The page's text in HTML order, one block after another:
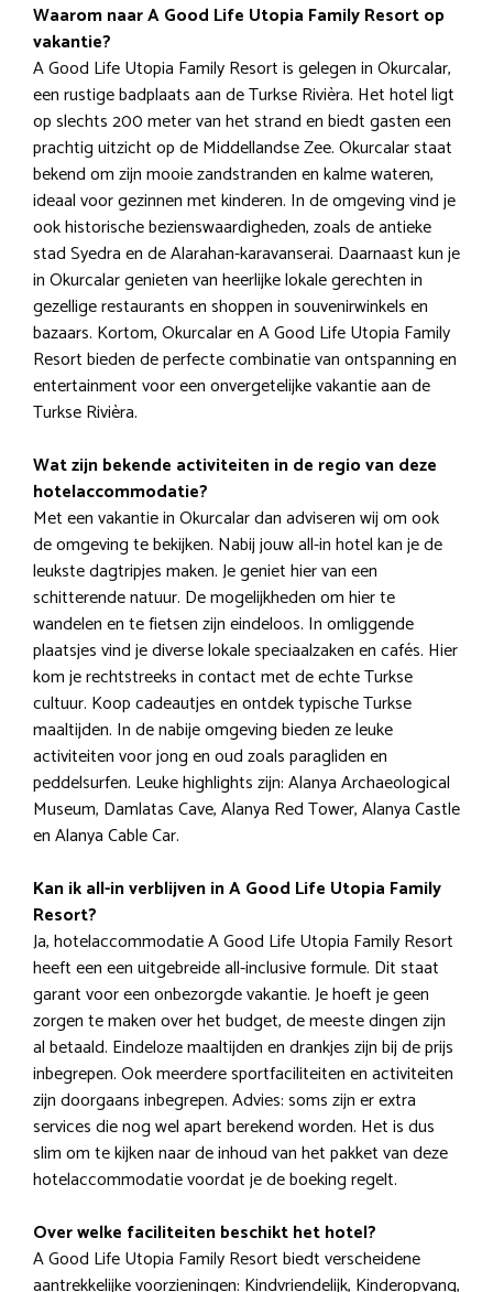
Waarom naar A Good Life Utopia Family Resort op
vakantie?
A Good Life Utopia Family Resort is gelegen in Okurcalar,
een rustige badplaats aan de Turkse Rivièra. Het hotel ligt
op slechts 200 meter van het strand en biedt gasten een
prachtig uitzicht op de Middellandse Zee. Okurcalar staat
bekend om zijn mooie zandstranden en kalme wateren,
ideaal voor gezinnen met kinderen. In de omgeving vind je
ook historische bezienswaardigheden, zoals de antieke
stad Syedra en de Alarahan-karavanserai. Daarnaast kun je
in Okurcalar genieten van heerlijke lokale gerechten in
gezellige restaurants en shoppen in souvenirwinkels en
bazaars. Kortom, Okurcalar en A Good Life Utopia Family
Resort bieden de perfecte combinatie van ontspanning en
entertainment voor een onvergetelijke vakantie aan de
Turkse Rivièra.
Wat zijn bekende activiteiten in de regio van deze
hotelaccommodatie?
Met een vakantie in Okurcalar dan adviseren wij om ook
de omgeving te bekijken. Nabij jouw all-in hotel kan je de
leukste dagtripjes maken. Je geniet hier van een
schitterende natuur. De mogelijkheden om hier te
wandelen en te fietsen zijn eindeloos. In omliggende
plaatsjes vind je diverse lokale speciaalzaken en cafés. Hier
kom je rechtstreeks in contact met de echte Turkse
cultuur. Koop cadeautjes en ontdek typische Turkse
maaltijden. In de nabije omgeving bieden ze leuke
activiteiten voor jong en oud zoals paragliden en
peddelsurfen. Leuke highlights zijn: Alanya Archaeological
Museum, Damlatas Cave, Alanya Red Tower, Alanya Castle
en Alanya Cable Car.
Kan ik all-in verblijven in A Good Life Utopia Family
Resort?
Ja, hotelaccommodatie A Good Life Utopia Family Resort
heeft een een uitgebreide all-inclusive formule. Dit staat
garant voor een onbezorgde vakantie. Je hoeft je geen
zorgen te maken over het budget, de meeste dingen zijn
al betaald. Eindeloze maaltijden en drankjes zijn bij de prijs
inbegrepen. Ook meerdere sportfaciliteiten en activiteiten
zijn doorgaans inbegrepen. Advies: soms zijn er extra
services die nog wel apart berekend worden. Het is dus
slim om te kijken naar de inhoud van het pakket van deze
hotelaccommodatie voordat je de boeking regelt.
Over welke faciliteiten beschikt het hotel?
A Good Life Utopia Family Resort biedt verscheidene